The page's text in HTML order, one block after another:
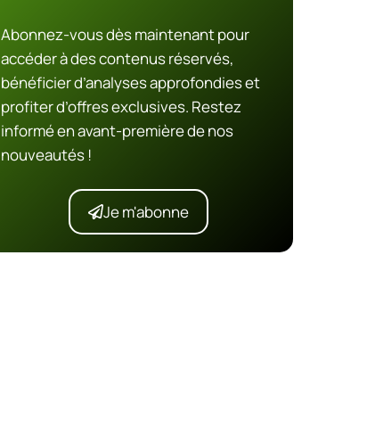
Abonnez-vous dès maintenant pour
accéder à des contenus réservés,
bénéficier d’analyses approfondies et
profiter d’offres exclusives. Restez
informé en avant-première de nos
nouveautés !
Je m'abonne